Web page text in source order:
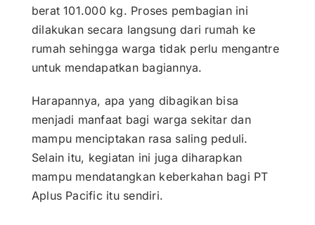
berat 101.000 kg. Proses pembagian ini
dilakukan secara langsung dari rumah ke
rumah sehingga warga tidak perlu mengantre
untuk mendapatkan bagiannya.
Harapannya, apa yang dibagikan bisa
menjadi manfaat bagi warga sekitar dan
mampu menciptakan rasa saling peduli.
Selain itu, kegiatan ini juga diharapkan
mampu mendatangkan keberkahan bagi PT
Aplus Pacific itu sendiri.